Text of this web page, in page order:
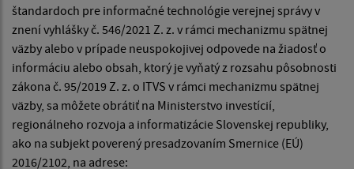
štandardoch pre informačné technológie verejnej správy v
znení vyhlášky č. 546/2021 Z. z. v rámci mechanizmu spätnej
väzby alebo v prípade neuspokojivej odpovede na žiadosť o
informáciu alebo obsah, ktorý je vyňatý z rozsahu pôsobnosti
zákona č. 95/2019 Z. z. o ITVS v rámci mechanizmu spätnej
väzby, sa môžete obrátiť na Ministerstvo investícií,
regionálneho rozvoja a informatizácie Slovenskej republiky,
ako na subjekt poverený presadzovaním Smernice (EÚ)
2016/2102, na adrese: